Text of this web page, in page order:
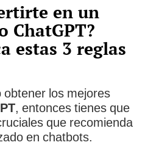
en un
ChatGPT?
estas 3 reglas
obtener los mejores
, entonces tienes que
que recomienda
en chatbots.